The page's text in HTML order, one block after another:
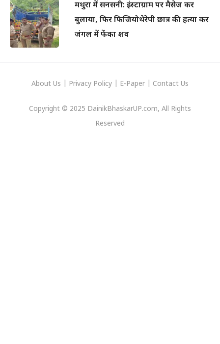
मथुरा में सनसनी: इंस्टाग्राम पर मैसेज कर
बुलाया, फिर फिजियोथेरेपी छात्र की हत्या कर
जंगल में फेंका शव
About Us Privacy Policy E-Paper Contact Us
Copyright © 2025 DainikBhaskarUP.com, All Rights
Reserved